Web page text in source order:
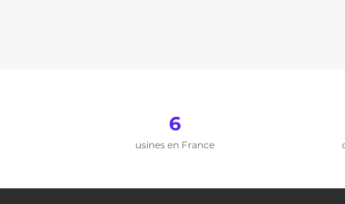
6
usines en France